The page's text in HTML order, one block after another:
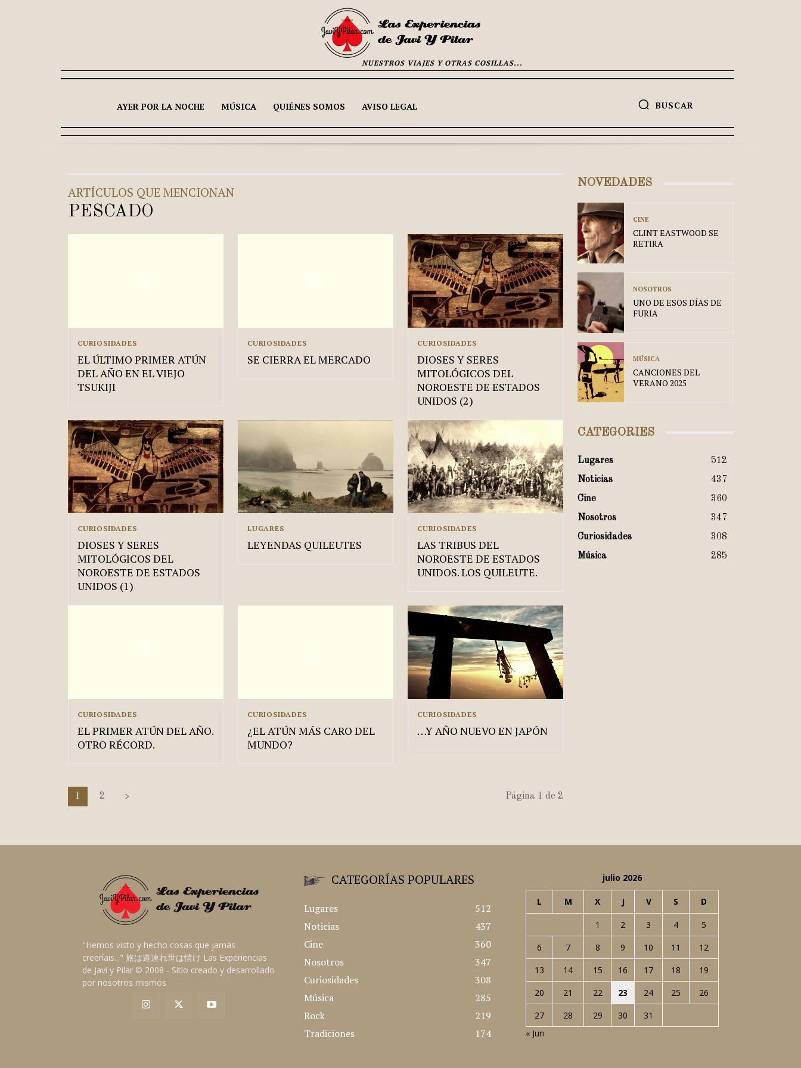
NUESTROS VIAJES Y OTRAS COSILLAS...
AYER POR LA NOCHE MÚSICA QUIÉNES SOMOS AVISO LEGAL BUSCAR
ARTÍCULOS QUE MENCIONAN
PESCADO
CURIOSIDADES
EL ÚLTIMO PRIMER ATÚN
DEL AÑO EN EL VIEJO
TSUKIJI
CURIOSIDADES
SE CIERRA EL MERCADO
CURIOSIDADES
DIOSES Y SERES
MITOLÓGICOS DEL
NOROESTE DE ESTADOS
UNIDOS (2)
CURIOSIDADES
DIOSES Y SERES
MITOLÓGICOS DEL
NOROESTE DE ESTADOS
UNIDOS (1)
LUGARES
LEYENDAS QUILEUTES
CURIOSIDADES
LAS TRIBUS DEL
NOROESTE DE ESTADOS
UNIDOS. LOS QUILEUTE.
CURIOSIDADES
EL PRIMER ATÚN DEL AÑO.
OTRO RÉCORD.
CURIOSIDADES
¿EL ATÚN MÁS CARO DEL
MUNDO?
CURIOSIDADES
…Y AÑO NUEVO EN JAPÓN
1 2 Página 1 de 2
NOVEDADES
CINE
CLINT EASTWOOD SE
RETIRA
NOSOTROS
UNO DE ESOS DÍAS DE
FURIA
MÚSICA
CANCIONES DEL
VERANO 2025
CATEGORIES
Lugares
512
Noticias
437
Cine
360
Nosotros
347
Curiosidades
308
Música
285
"Hemos visto y hecho cosas que jamás
creeríais..." 旅は道連れ世は情け Las Experiencias
de Javi y Pilar © 2008 - Sitio creado y desarrollado
por nosotros mismos
CATEGORÍAS POPULARES
Lugares
512
Noticias
437
Cine
360
Nosotros
347
Curiosidades
308
Música
285
Rock
219
Tradiciones
174
julio 2026
L M X J V S D
1 2 3 4
5
6
7 8 9 10 11
12
13
14 15 16 17 18
19
20
21 22 23 24 25
26
27
28 29 30
31
« Jun